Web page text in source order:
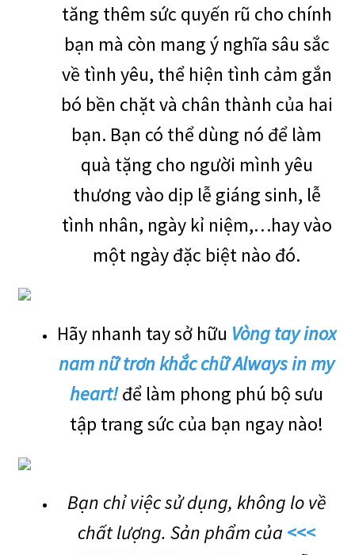
tăng thêm sức quyến rũ cho chính
bạn mà còn mang ý nghĩa sâu sắc
về tình yêu, thể hiện tình cảm gắn
bó bền chặt và chân thành của hai
bạn. Bạn có thể dùng nó để làm
quà tặng cho người mình yêu
thương vào dịp lễ giáng sinh, lễ
tình nhân, ngày kỉ niệm,…hay vào
một ngày đặc biệt nào đó.
Hãy nhanh tay sở hữu Vòng tay inox
nam nữ trơn khắc chữ Always in my
heart!để làm phong phú bộ sưu
tập trang sức của bạn ngay nào!
Bạn chỉ việc sử dụng, không lo về
chất lượng. Sản phẩm của <<<